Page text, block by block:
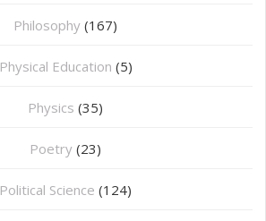
Philosophy (167)
⁠Physical Education (5)
Physics (35)
Poetry (23)
Political Science (124)